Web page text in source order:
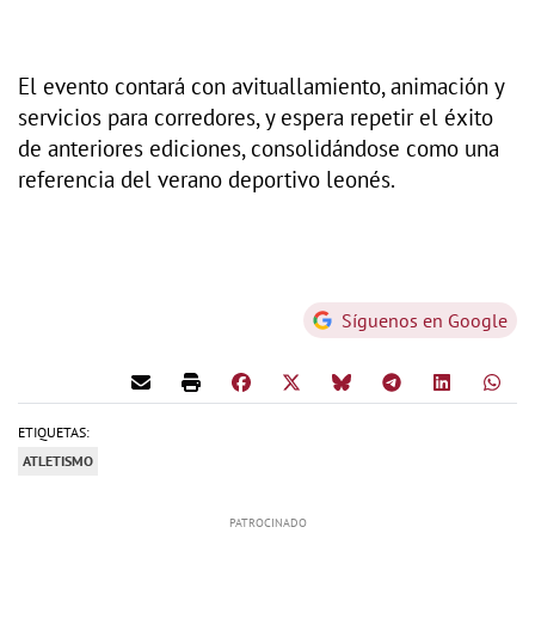
El evento contará con avituallamiento, animación y
servicios para corredores, y espera repetir el éxito
de anteriores ediciones, consolidándose como una
referencia del verano deportivo leonés.
Síguenos en Google
ETIQUETAS:
ATLETISMO